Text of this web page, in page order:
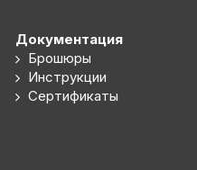
Документация
Брошюры
Инструкции
Сертификаты